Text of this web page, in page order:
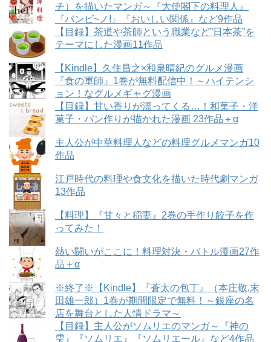
チ）を描いたマンガ～『大使閣下の料理人』
『バンビ~ノ!』『おいしい関係』など9作品
【目録】茶道や茶師という職業など”日本茶”を
テーマにした漫画11作品
【Kindle】久住昌之×和泉晴紀のグルメ漫画
『食の軍師』1巻が無料配信中！～ハイテンシ
ョン！なグルメギャグ漫画
【目録】甘い香りが漂ってくる…！和菓子・洋
菓子・パン作りが描かれた漫画 23作品＋α
主人公が中華料理人などの料理グルメマンガ10
作品
江戸時代の料理や食文化を描いた時代劇マンガ
13作品
【料理】『甘々と稲妻』2巻の手作り餃子を作
ってみた！
熱い闘いがここに！料理対決・バトル漫画27作
品＋α
※終了※【Kindle】『蒼太の包丁』（本庄敬,末
田雄一郎）1巻が期間限定で無料！～銀座の名
店を舞台とした人情ドラマ～
【目録】主人公がソムリエのマンガ～『神の
雫』『ソムリエ』『ソムリエール』など4作品